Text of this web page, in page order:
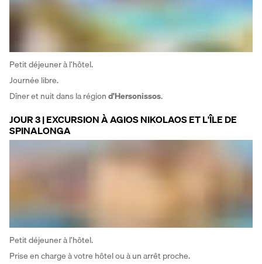
Petit déjeuner à l’hôtel.
Journée libre.
Dîner et nuit dans la région d’Hersonissos.
JOUR 3 | EXCURSION À AGIOS NIKOLAOS ET L'ÎLE DE
SPINALONGA
Petit déjeuner à l’hôtel.
Prise en charge à votre hôtel ou à un arrêt proche.